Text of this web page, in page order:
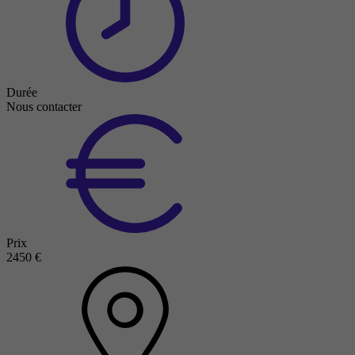
Durée
Nous contacter
Prix
2450 €